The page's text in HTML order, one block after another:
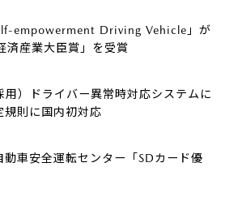
empowerment Driving Vehicle」が
済産業大臣賞」を受賞
用）ドライバー異常時対応システムに
規則に国内初対応
車安全運転センター「SDカード優